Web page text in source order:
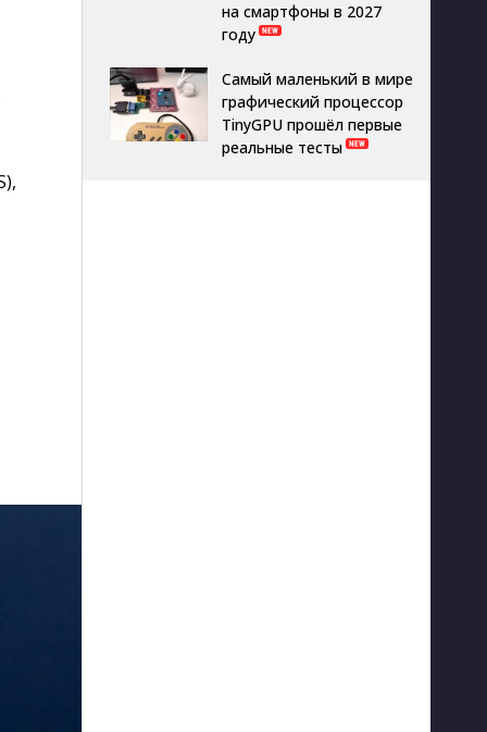
на смартфоны в 2027
году
Самый маленький в мире
графический процессор
TinyGPU прошёл первые
реальные тесты